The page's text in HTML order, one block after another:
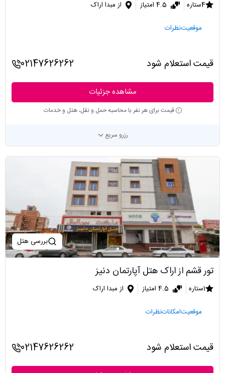
4ستاره 4.5 امتیاز از مبدا اراک
موقعیتنظرات
قیمت استعلام شود 02147626262
مشاهده جزئیات
قیمت برای هر نفر با محاسبه حمل و نقل، هتل و خدمات
رزرو سریع
بررسی هتل
تور قشم از اراک هتل آپارتمان دنیز
1ستاره 4.5 امتیاز از مبدا اراک
موقعیتامکاناتنظرات
قیمت استعلام شود 02147626262